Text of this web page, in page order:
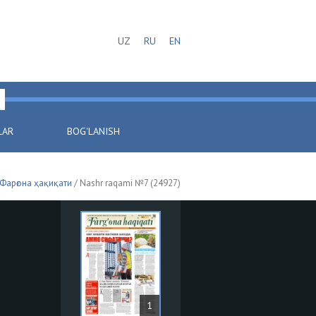
UZ RU EN
BOG'LANISH
Фарғона ҳақиқати / Nashr raqami №7 (24927)
1